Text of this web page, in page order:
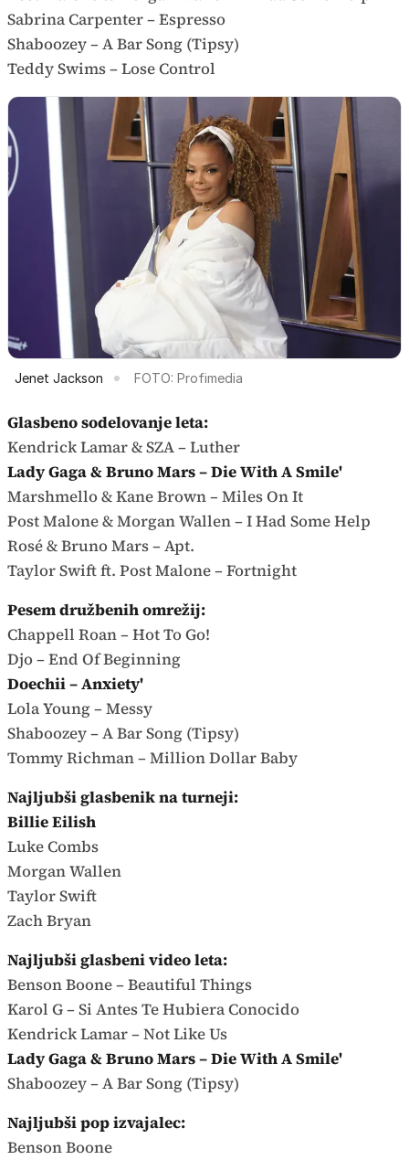
Sabrina Carpenter – Espresso
Shaboozey – A Bar Song (Tipsy)
Teddy Swims – Lose Control
Jenet Jackson FOTO: Profimedia
Glasbeno sodelovanje leta:
Kendrick Lamar & SZA – Luther
Lady Gaga & Bruno Mars – Die With A Smile'
Marshmello & Kane Brown – Miles On It
Post Malone & Morgan Wallen – I Had Some Help
Rosé & Bruno Mars – Apt.
Taylor Swift ft. Post Malone – Fortnight
Pesem družbenih omrežij:
Chappell Roan – Hot To Go!
Djo – End Of Beginning
Doechii – Anxiety'
Lola Young – Messy
Shaboozey – A Bar Song (Tipsy)
Tommy Richman – Million Dollar Baby
Najljubši glasbenik na turneji:
Billie Eilish
Luke Combs
Morgan Wallen
Taylor Swift
Zach Bryan
Najljubši glasbeni video leta:
Benson Boone – Beautiful Things
Karol G – Si Antes Te Hubiera Conocido
Kendrick Lamar – Not Like Us
Lady Gaga & Bruno Mars – Die With A Smile'
Shaboozey – A Bar Song (Tipsy)
Najljubši pop izvajalec:
Benson Boone